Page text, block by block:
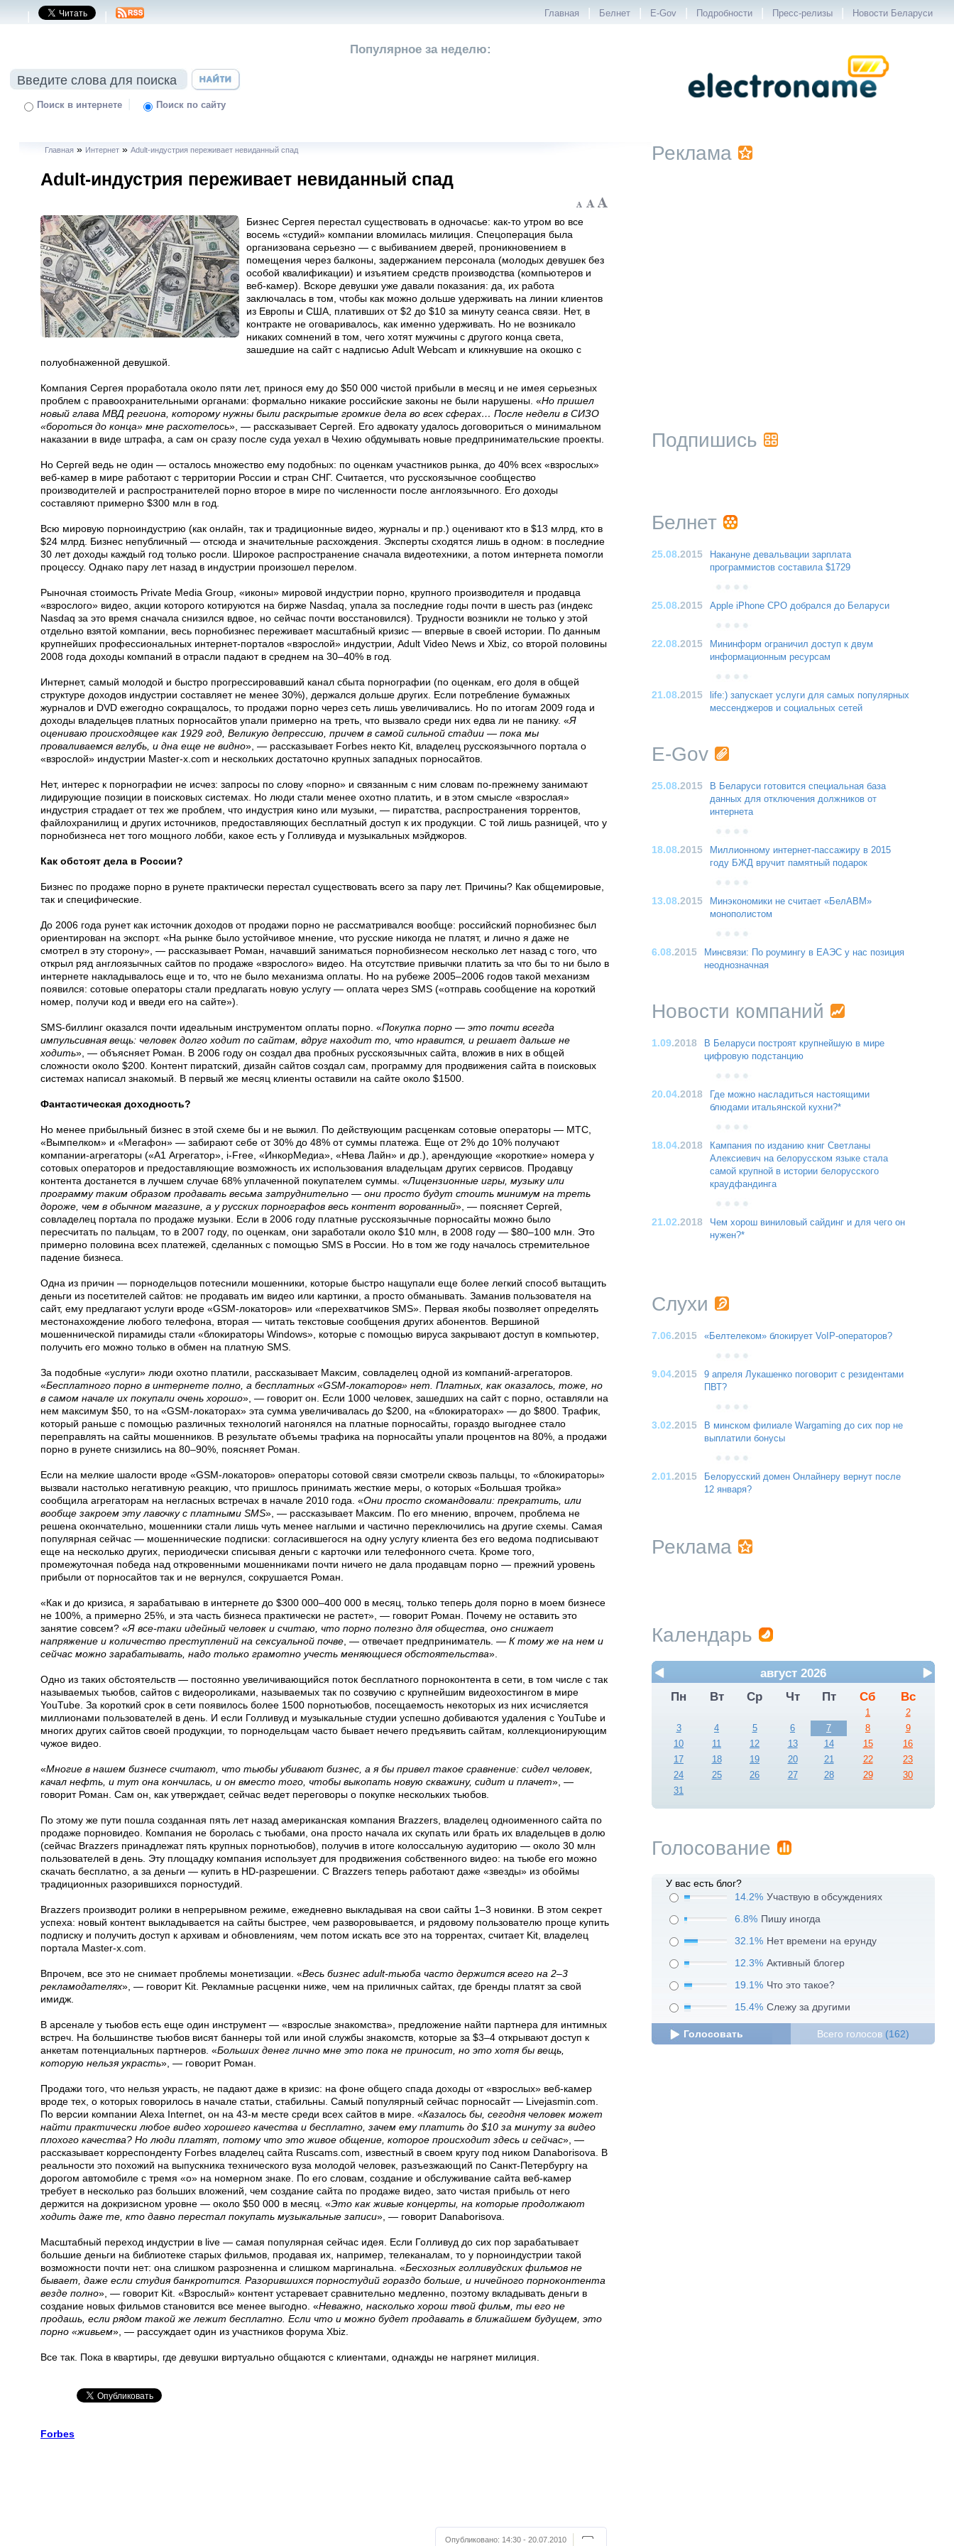
| | Главная | Белнет | E-Gov | Подробности | Пресс-релизы | Новости Беларуси
Поиск в интернете | Поиск по сайту
Популярное за неделю:
Главная » Интернет» Adult-индустрия переживает невиданный спад
Adult-индустрия переживает невиданный спад
Бизнес Сергея перестал существовать в одночасье: как-то утром во все
восемь «студий» компании вломилась милиция. Спецоперация была
организована серьезно — с выбиванием дверей, проникновением в
помещения через балконы, задержанием персонала (молодых девушек без
особой квалификации) и изъятием средств производства (компьютеров и
веб-камер). Вскоре девушки уже давали показания: да, их работа
заключалась в том, чтобы как можно дольше удерживать на линии клиентов
из Европы и США, плативших от $2 до $10 за минуту сеанса связи. Нет, в
контракте не оговаривалось, как именно удерживать. Но не возникало
никаких сомнений в том, чего хотят мужчины с другого конца света,
зашедшие на сайт с надписью Adult Webcam и кликнувшие на окошко с
полуобнаженной девушкой.
Компания Сергея проработала около пяти лет, принося ему до $50 000 чистой прибыли в месяц и не имея серьезных
проблем с правоохранительными органами: формально никакие российские законы не были нарушены. «Но пришел
новый глава МВД региона, которому нужны были раскрытые громкие дела во всех сферах… После недели в СИЗО
«бороться до конца» мне расхотелось», — рассказывает Сергей. Его адвокату удалось договориться о минимальном
наказании в виде штрафа, а сам он сразу после суда уехал в Чехию обдумывать новые предпринимательские проекты.
Но Сергей ведь не один — осталось множество ему подобных: по оценкам участников рынка, до 40% всех «взрослых»
веб-камер в мире работают с территории России и стран СНГ. Считается, что русскоязычное сообщество
производителей и распространителей порно второе в мире по численности после англоязычного. Его доходы
составляют примерно $300 млн в год.
Всю мировую порноиндустрию (как онлайн, так и традиционные видео, журналы и пр.) оценивают кто в $13 млрд, кто в
$24 млрд. Бизнес непубличный — отсюда и значительные расхождения. Эксперты сходятся лишь в одном: в последние
30 лет доходы каждый год только росли. Широкое распространение сначала видеотехники, а потом интернета помогли
процессу. Однако пару лет назад в индустрии произошел перелом.
Рыночная стоимость Private Media Group, «иконы» мировой индустрии порно, крупного производителя и продавца
«взрослого» видео, акции которого котируются на бирже Nasdaq, упала за последние годы почти в шесть раз (индекс
Nasdaq за это время сначала снизился вдвое, но сейчас почти восстановился). Трудности возникли не только у этой
отдельно взятой компании, весь порнобизнес переживает масштабный кризис — впервые в своей истории. По данным
крупнейших профессиональных интернет-порталов «взрослой» индустрии, Adult Video News и Xbiz, со второй половины
2008 года доходы компаний в отрасли падают в среднем на 30–40% в год.
Интернет, самый молодой и быстро прогрессировавший канал сбыта порнографии (по оценкам, его доля в общей
структуре доходов индустрии составляет не менее 30%), держался дольше других. Если потребление бумажных
журналов и DVD ежегодно сокращалось, то продажи порно через сеть лишь увеличивались. Но по итогам 2009 года и
доходы владельцев платных порносайтов упали примерно на треть, что вызвало среди них едва ли не панику. «Я
оцениваю происходящее как 1929 год, Великую депрессию, причем в самой сильной стадии — пока мы
проваливаемся вглубь, и дна еще не видно», — рассказывает Forbes некто Kit, владелец русскоязычного портала о
«взрослой» индустрии Master-x.com и нескольких достаточно крупных западных порносайтов.
Нет, интерес к порнографии не исчез: запросы по слову «порно» и связанным с ним словам по-прежнему занимают
лидирующие позиции в поисковых системах. Но люди стали менее охотно платить, и в этом смысле «взрослая»
индустрия страдает от тех же проблем, что индустрия кино или музыки, — пиратства, распространения торрентов,
файлохранилищ и других источников, предоставляющих бесплатный доступ к их продукции. С той лишь разницей, что у
порнобизнеса нет того мощного лобби, какое есть у Голливуда и музыкальных мэйджоров.
Как обстоят дела в России?
Бизнес по продаже порно в рунете практически перестал существовать всего за пару лет. Причины? Как общемировые,
так и специфические.
До 2006 года рунет как источник доходов от продажи порно не рассматривался вообще: российский порнобизнес был
ориентирован на экспорт. «На рынке было устойчивое мнение, что русские никогда не платят, и лично я даже не
смотрел в эту сторону», — рассказывает Роман, начавший заниматься порнобизнесом несколько лет назад с того, что
открыл ряд англоязычных сайтов по продаже «взрослого» видео. На отсутствие привычки платить за что бы то ни было в
интернете накладывалось еще и то, что не было механизма оплаты. Но на рубеже 2005–2006 годов такой механизм
появился: сотовые операторы стали предлагать новую услугу — оплата через SMS («отправь сообщение на короткий
номер, получи код и введи его на сайте»).
SMS-биллинг оказался почти идеальным инструментом оплаты порно. «Покупка порно — это почти всегда
импульсивная вещь: человек долго ходит по сайтам, вдруг находит то, что нравится, и решает дальше не
ходить», — объясняет Роман. В 2006 году он создал два пробных русскоязычных сайта, вложив в них в общей
сложности около $200. Контент пиратский, дизайн сайтов создал сам, программу для продвижения сайта в поисковых
системах написал знакомый. В первый же месяц клиенты оставили на сайте около $1500.
Фантастическая доходность?
Но менее прибыльный бизнес в этой схеме бы и не выжил. По действующим расценкам сотовые операторы — МТС,
«Вымпелком» и «Мегафон» — забирают себе от 30% до 48% от суммы платежа. Еще от 2% до 10% получают
компании-агрегаторы («A1 Агрегатор», i-Free, «ИнкорМедиа», «Нева Лайн» и др.), арендующие «короткие» номера у
сотовых операторов и предоставляющие возможность их использования владельцам других сервисов. Продавцу
контента достанется в лучшем случае 68% уплаченной покупателем суммы. «Лицензионные игры, музыку или
программу таким образом продавать весьма затруднительно — они просто будут стоить минимум на треть
дороже, чем в обычном магазине, а у русских порнографов весь контент ворованный», — поясняет Сергей,
совладелец портала по продаже музыки. Если в 2006 году платные русскоязычные порносайты можно было
пересчитать по пальцам, то в 2007 году, по оценкам, они заработали около $10 млн, в 2008 году — $80–100 млн. Это
примерно половина всех платежей, сделанных с помощью SMS в России. Но в том же году началось стремительное
падение бизнеса.
Одна из причин — порнодельцов потеснили мошенники, которые быстро нащупали еще более легкий способ вытащить
деньги из посетителей сайтов: не продавать им видео или картинки, а просто обманывать. Заманив пользователя на
сайт, ему предлагают услуги вроде «GSM-локаторов» или «перехватчиков SMS». Первая якобы позволяет определять
местонахождение любого телефона, вторая — читать текстовые сообщения других абонентов. Вершиной
мошеннической пирамиды стали «блокираторы Windows», которые с помощью вируса закрывают доступ в компьютер,
получить его можно только в обмен на платную SMS.
За подобные «услуги» люди охотно платили, рассказывает Максим, совладелец одной из компаний-агрегаторов.
«Бесплатного порно в интернете полно, а бесплатных «GSM-локаторов» нет. Платных, как оказалось, тоже, но
в самом начале их покупали очень хорошо», — говорит он. Если 1000 человек, зашедших на сайт с порно, оставляли на
нем максимум $50, то на «GSM-локаторах» эта сумма увеличивалась до $200, на «блокираторах» — до $800. Трафик,
который раньше с помощью различных технологий нагонялся на платные порносайты, гораздо выгоднее стало
переправлять на сайты мошенников. В результате объемы трафика на порносайты упали процентов на 80%, а продажи
порно в рунете снизились на 80–90%, поясняет Роман.
Если на мелкие шалости вроде «GSM-локаторов» операторы сотовой связи смотрели сквозь пальцы, то «блокираторы»
вызвали настолько негативную реакцию, что пришлось принимать жесткие меры, о которых «Большая тройка»
сообщила агрегаторам на негласных встречах в начале 2010 года. «Они просто скомандовали: прекратить, или
вообще закроем эту лавочку с платными SMS», — рассказывает Максим. По его мнению, впрочем, проблема не
решена окончательно, мошенники стали лишь чуть менее наглыми и частично переключились на другие схемы. Самая
популярная сейчас — мошеннические подписки: согласившегося на одну услугу клиента без его ведома подписывают
еще на несколько других, периодически списывая деньги с карточки или телефонного счета. Кроме того,
промежуточная победа над откровенными мошенниками почти ничего не дала продавцам порно — прежний уровень
прибыли от порносайтов так и не вернулся, сокрушается Роман.
«Как и до кризиса, я зарабатываю в интернете до $300 000–400 000 в месяц, только теперь доля порно в моем бизнесе
не 100%, а примерно 25%, и эта часть бизнеса практически не растет», — говорит Роман. Почему не оставить это
занятие совсем? «Я все-таки идейный человек и считаю, что порно полезно для общества, оно снижает
напряжение и количество преступлений на сексуальной почве , — отвечает предприниматель. — К тому же на нем и
сейчас можно зарабатывать, надо только грамотно учесть меняющиеся обстоятельства».
Одно из таких обстоятельств — постоянно увеличивающийся поток бесплатного порноконтента в сети, в том числе с так
называемых тьюбов, сайтов с видеороликами, называемых так по созвучию с крупнейшим видеохостингом в мире
YouTube. За короткий срок в сети появилось более 1500 порнотьюбов, посещаемость некоторых из них исчисляется
миллионами пользователей в день. И если Голливуд и музыкальные студии успешно добиваются удаления с YouTube и
многих других сайтов своей продукции, то порнодельцам часто бывает нечего предъявить сайтам, коллекционирующим
чужое видео.
«Многие в нашем бизнесе считают, что тьюбы убивают бизнес, а я бы привел такое сравнение: сидел человек,
качал нефть, и тут она кончилась, и он вместо того, чтобы выкопать новую скважину, сидит и плачет», —
говорит Роман. Сам он, как утверждает, сейчас ведет переговоры о покупке нескольких тьюбов.
По этому же пути пошла созданная пять лет назад американская компания Brazzers, владелец одноименного сайта по
продаже порновидео. Компания не боролась с тьюбами, она просто начала их скупать или брать их владельцев в долю
(сейчас Brazzers принадлежат пять крупных порнотьюбов), получив в итоге колоссальную аудиторию — около 30 млн
пользователей в день. Эту площадку компания использует для продвижения собственного видео: на тьюбе его можно
скачать бесплатно, а за деньги — купить в HD-разрешении. С Brazzers теперь работают даже «звезды» из обоймы
традиционных разорившихся порностудий.
Brazzers производит ролики в непрерывном режиме, ежедневно выкладывая на свои сайты 1–3 новинки. В этом секрет
успеха: новый контент выкладывается на сайты быстрее, чем разворовывается, и рядовому пользователю проще купить
подписку и получить доступ к архивам и обновлениям, чем потом искать все это на торрентах, считает Kit, владелец
портала Master-x.com.
Впрочем, все это не снимает проблемы монетизации. «Весь бизнес adult-тьюба часто держится всего на 2–3
рекламодателях», — говорит Kit. Рекламные расценки ниже, чем на приличных сайтах, где бренды платят за свой
имидж.
В арсенале у тьюбов есть еще один инструмент — «взрослые знакомства», предложение найти партнера для интимных
встреч. На большинстве тьюбов висят баннеры той или иной службы знакомств, которые за $3–4 открывают доступ к
анкетам потенциальных партнеров. «Больших денег лично мне это пока не приносит, но это хотя бы вещь,
которую нельзя украсть», — говорит Роман.
Продажи того, что нельзя украсть, не падают даже в кризис: на фоне общего спада доходы от «взрослых» веб-камер
вроде тех, о которых говорилось в начале статьи, стабильны. Самый популярный сейчас порносайт — Livejasmin.com.
По версии компании Alexa Internet, он на 43-м месте среди всех сайтов в мире. «Казалось бы, сегодня человек может
найти практически любое видео хорошего качества и бесплатно, зачем ему платить до $10 за минуту за видео
плохого качества? Но люди платят, потому что это живое общение, которое происходит здесь и сейчас», —
рассказывает корреспонденту Forbes владелец сайта Ruscams.com, известный в своем кругу под ником Danaborisova. В
реальности это похожий на выпускника технического вуза молодой человек, разъезжающий по Санкт-Петербургу на
дорогом автомобиле с тремя «о» на номерном знаке. По его словам, создание и обслуживание сайта веб-камер
требует в несколько раз больших вложений, чем создание сайта по продаже видео, зато чистая прибыль от него
держится на докризисном уровне — около $50 000 в месяц. «Это как живые концерты, на которые продолжают
ходить даже те, кто давно перестал покупать музыкальные записи», — говорит Danaborisova.
Масштабный переход индустрии в live — самая популярная сейчас идея. Если Голливуд до сих пор зарабатывает
большие деньги на библиотеке старых фильмов, продавая их, например, телеканалам, то у порноиндустрии такой
возможности почти нет: она слишком разрозненна и слишком маргинальна. «Бесхозных голливудских фильмов не
бывает, даже если студия банкротится. Разорившихся порностудий гораздо больше, и ничейного порноконтента
везде полно», — говорит Kit. «Взрослый» контент устаревает сравнительно медленно, поэтому вкладывать деньги в
создание новых фильмов становится все менее выгодно. «Неважно, насколько хорош твой фильм, ты его не
продашь, если рядом такой же лежит бесплатно. Если что и можно будет продавать в ближайшем будущем, это
порно «живьем», — рассуждает один из участников форума Xbiz.
Все так. Пока в квартиры, где девушки виртуально общаются с клиентами, однажды не нагрянет милиция.
Forbes
Опубликовано: 14:30 - 20.07.2010
Реклама
Подпишись
Белнет
25.08.2015
Накануне девальвации зарплата
программистов составила $1729
25.08.2015 Apple iPhone CPO добрался до Беларуси
22.08.2015
Мининформ ограничил доступ к двум
информационным ресурсам
21.08.2015
life:) запускает услуги для самых популярных
мессенджеров и социальных сетей
E-Gov
25.08.2015
В Беларуси готовится специальная база
данных для отключения должников от
интернета
18.08.2015
Миллионному интернет-пассажиру в 2015
году БЖД вручит памятный подарок
13.08.2015
Минэкономики не считает «БелАВМ»
монополистом
6.08.2015
Минсвязи: По роумингу в ЕАЭС у нас позиция
неоднозначная
Новости компаний
1.09.2018
В Беларуси построят крупнейшую в мире
цифровую подстанцию
20.04.2018
Где можно насладиться настоящими
блюдами итальянской кухни?*
18.04.2018
Кампания по изданию книг Светланы
Алексиевич на белорусском языке стала
самой крупной в истории белорусского
краудфандинга
21.02.2018
Чем хорош виниловый сайдинг и для чего он
нужен?*
Слухи
7.06.2015 «Белтелеком» блокирует VoIP-операторов?
9.04.2015
9 апреля Лукашенко поговорит с резидентами
ПВТ?
3.02.2015
В минском филиале Wargaming до сих пор не
выплатили бонусы
2.01.2015
Белорусский домен Онлайнеру вернут после
12 января?
Реклама
Календарь
август 2026
Пн
Вт Ср Чт Пт Сб Вс
1
2
3
4 5 6 7 8
9
10
11 12 13 14 15
16
17
18 19 20 21 22
23
24
25 26 27 28 29
30
31
Голосование
У вас есть блог?
14.2% Участвую в обсуждениях
6.8% Пишу иногда
32.1% Нет времени на ерунду
12.3% Активный блогер
19.1% Что это такое?
15.4% Слежу за другими
Голосовать Всего голосов (162)